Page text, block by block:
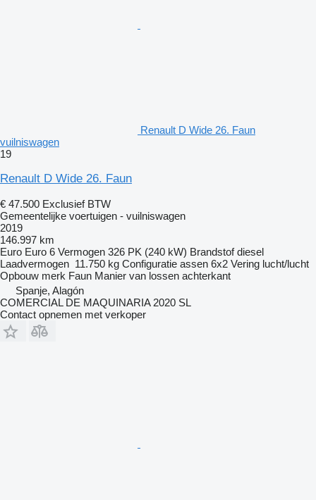
Renault D Wide 26. Faun
vuilniswagen
19
Renault D Wide 26. Faun
€ 47.500 Exclusief BTW
Gemeentelijke voertuigen - vuilniswagen
2019
146.997 km
Euro Euro 6 Vermogen 326 PK (240 kW) Brandstof diesel
Laadvermogen 11.750 kg Configuratie assen 6x2 Vering lucht/lucht
Opbouw merk Faun Manier van lossen achterkant
Spanje, Alagón
COMERCIAL DE MAQUINARIA 2020 SL
Contact opnemen met verkoper